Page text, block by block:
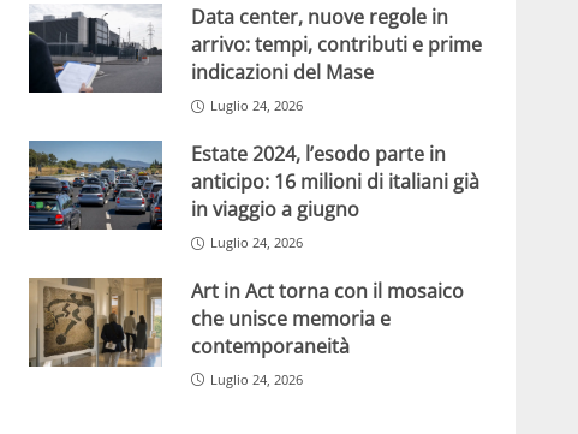
Data center, nuove regole in
arrivo: tempi, contributi e prime
indicazioni del Mase
Luglio 24, 2026
Estate 2024, l’esodo parte in
anticipo: 16 milioni di italiani già
in viaggio a giugno
Luglio 24, 2026
Art in Act torna con il mosaico
che unisce memoria e
contemporaneità
Luglio 24, 2026